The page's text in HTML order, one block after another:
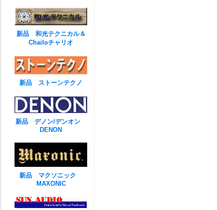
新品 和光テクニカル＆
Chailoチャリオ
新品 ストーンテクノ
新品 デノン/デンオン
DENON
新品 マクソニック
MAXONIC